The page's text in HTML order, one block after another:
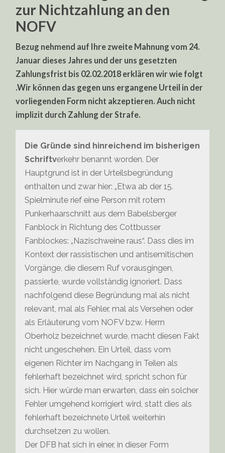
zur Nichtzahlung an den
NOFV
Bezug nehmend auf Ihre zweite Mahnung vom 24.
Januar dieses Jahres und der uns gesetzten
Zahlungsfrist bis 02.02.2018 erklären wir wie folgt
.Wir können das gegen uns ergangene Urteil in der
vorliegenden Form nicht akzeptieren. Auch nicht
implizit durch Zahlung der Strafe.
Die Gründe sind hinreichend im bisherigen
Schriftverkehr benannt worden. Der
Hauptgrund ist in der Urteilsbegründung
enthalten und zwar hier: „Etwa ab der 15.
Spielminute rief eine Person mit rotem
Punkerhaarschnitt aus dem Babelsberger
Fanblock in Richtung des Cottbusser
Fanblockes: „Nazischweine raus“. Dass dies im
Kontext der rassistischen und antisemitischen
Vorgänge, die diesem Ruf vorausgingen,
passierte, wurde vollständig ignoriert. Dass
nachfolgend diese Begründung mal als nicht
relevant, mal als Fehler, mal als Versehen oder
als Erläuterung vom NOFV bzw. Herrn
Oberholz bezeichnet wurde, macht diesen Fakt
nicht ungeschehen. Ein Urteil, dass vom
eigenen Richter im Nachgang in Teilen als
fehlerhaft bezeichnet wird, spricht schon für
sich. Hier würde man erwarten, dass ein solcher
Fehler umgehend korrigiert wird, statt dies als
fehlerhaft bezeichnete Urteil weiterhin
durchsetzen zu wollen.
Der DFB hat sich in einer, in dieser Form